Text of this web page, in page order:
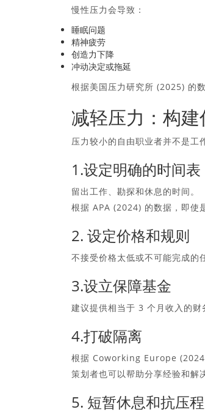
慢性压力会导致：
睡眠问题
精神疲劳
创造力下降
冲动决定或拖延
根据美国压力研究所 (2025) 的
减轻压力：构建
压力较小的自由职业者并不是工
1.设定明确的时间表
留出工作、勘探和休息的时间。
根据 APA (2024) 的数据，即使
2. 设定价格和规则
不接受价格太低或不可能完成的
3.设立保障基金
建议提供相当于 3 个月收入的财
4.打破隔离
根据 Coworking Europe (2024)
策划者也可以帮助分享经验和解
5. 短暂休息和抗压